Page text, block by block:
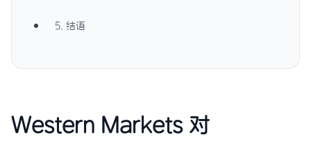
5. 结语
Western Markets 对